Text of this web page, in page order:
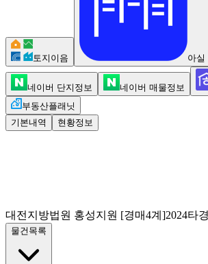
토지이음 아실
네이버 단지정보 네이버 매물정보
부동산플래닛
기본내역
현황정보
대전지방법원 홍성지원 [경매4계]2024타
물건목록